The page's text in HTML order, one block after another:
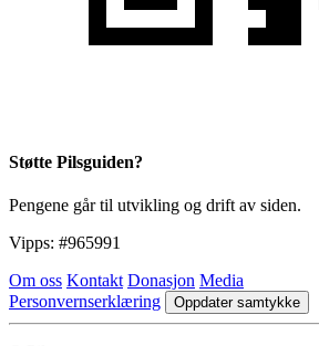
Støtte Pilsguiden?
Pengene går til utvikling og drift av siden.
Vipps: #965991
Om oss Kontakt Donasjon Media
Personvernserklæring
Oppdater samtykke